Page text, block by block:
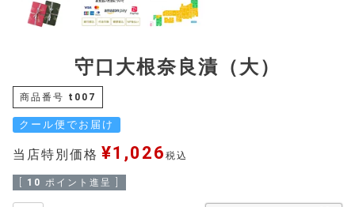
守口大根奈良漬（大）
商品番号 t007
クール便でお届け
当店特別価格 ¥1,026 税込
10 ポイント進呈 ]